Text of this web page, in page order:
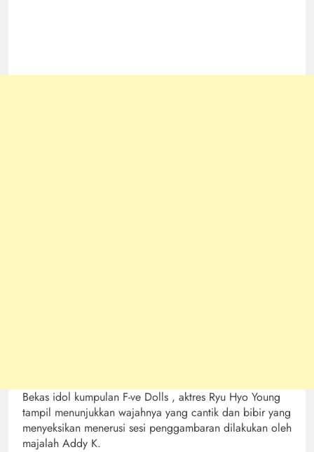
Bekas idol kumpulan F-ve Dolls , aktres Ryu Hyo Young
tampil menunjukkan wajahnya yang cantik dan bibir yang
menyeksikan menerusi sesi penggambaran dilakukan oleh
majalah Addy K.